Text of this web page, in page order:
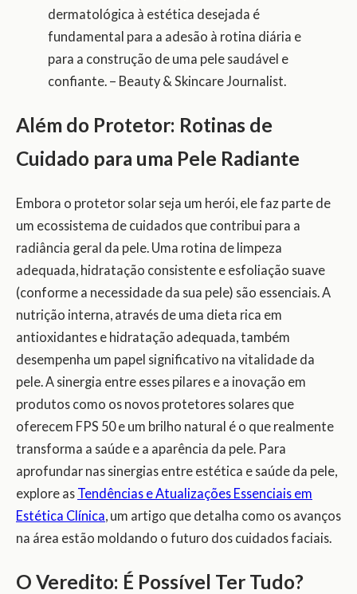
dermatológica à estética desejada é
fundamental para a adesão à rotina diária e
para a construção de uma pele saudável e
confiante. – Beauty & Skincare Journalist.
Além do Protetor: Rotinas de
Cuidado para uma Pele Radiante
Embora o protetor solar seja um herói, ele faz parte de
um ecossistema de cuidados que contribui para a
radiância geral da pele. Uma rotina de limpeza
adequada, hidratação consistente e esfoliação suave
(conforme a necessidade da sua pele) são essenciais. A
nutrição interna, através de uma dieta rica em
antioxidantes e hidratação adequada, também
desempenha um papel significativo na vitalidade da
pele. A sinergia entre esses pilares e a inovação em
produtos como os novos protetores solares que
oferecem FPS 50 e um brilho natural é o que realmente
transforma a saúde e a aparência da pele. Para
aprofundar nas sinergias entre estética e saúde da pele,
explore as Tendências e Atualizações Essenciais em
Estética Clínica , um artigo que detalha como os avanços
na área estão moldando o futuro dos cuidados faciais.
O Veredito: É Possível Ter Tudo?